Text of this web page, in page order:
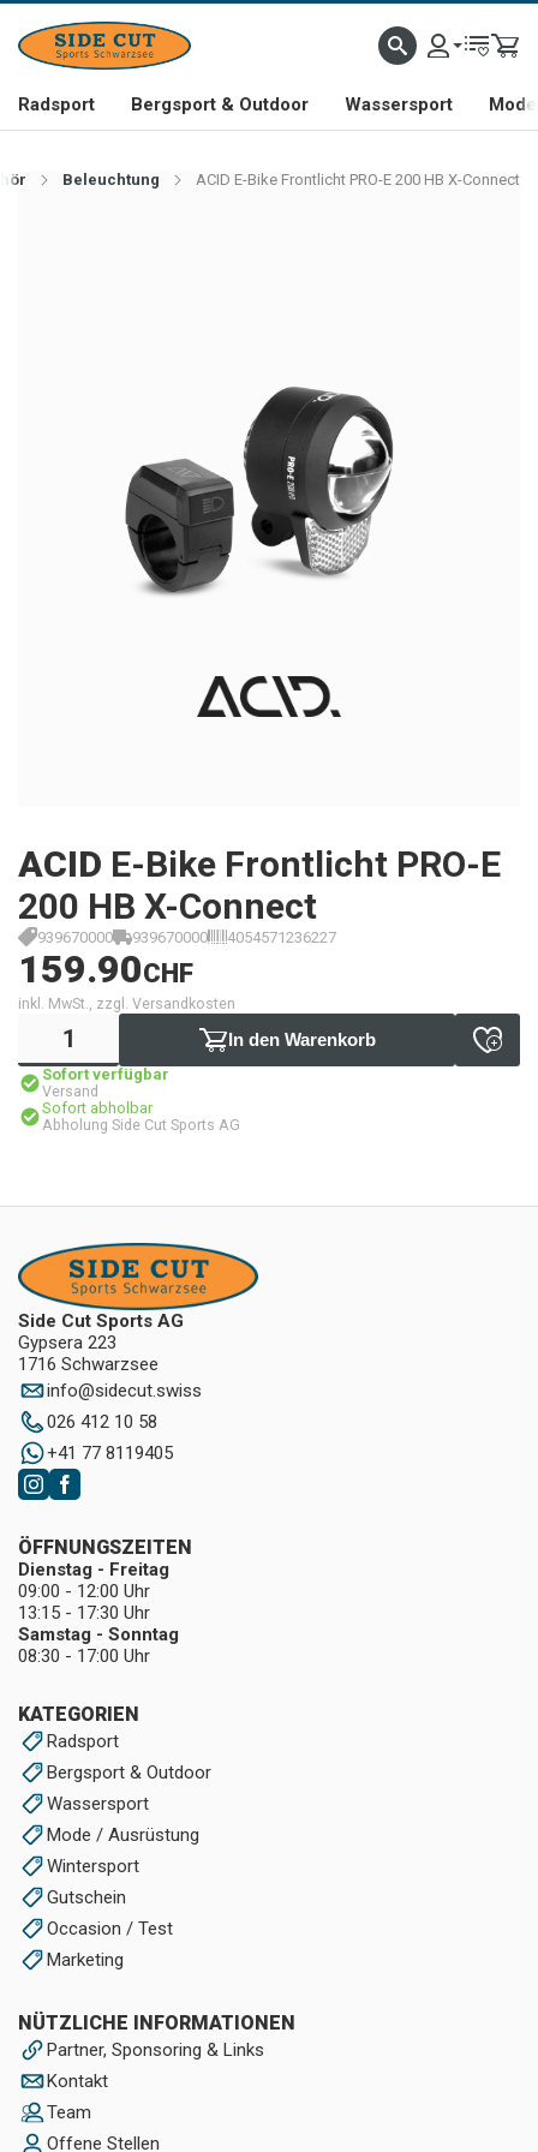
Radsport Bergsport & Outdoor Wassersport
Beleuchtung ACID E-Bike Frontlicht PRO-E 200 HB X-Connect
ACID E-Bike Frontlicht PRO-E
200 HB X-Connect
939670000 939670000 4054571236227
159.90CHF
inkl. MwSt., zzgl. Versandkosten
In den Warenkorb
Sofort verfügbar
Versand
Sofort abholbar
Abholung Side Cut Sports AG
Side Cut Sports AG
Gypsera 223
1716 Schwarzsee
info@sidecut.swiss
026 412 10 58
+41 77 8119405
KATEGORIEN
Radsport
Bergsport & Outdoor
Wassersport
Mode / Ausrüstung
Wintersport
Gutschein
Occasion / Test
Marketing
NÜTZLICHE INFORMATIONEN
Partner, Sponsoring & Links
Kontakt
Team
Offene Stellen
ÖFFNUNGSZEITEN
Dienstag - Freitag
09:00 - 12:00 Uhr
13:15 - 17:30 Uhr
Samstag - Sonntag
08:30 - 17:00 Uhr